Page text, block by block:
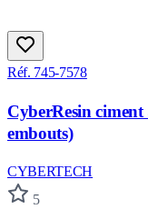
Réf. 745-7578
CyberResin
embouts)
CYBERTECH
5